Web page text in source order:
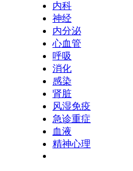
内科
神经
内分泌
心血管
呼吸
消化
感染
肾脏
风湿免疫
急诊重症
血液
精神心理